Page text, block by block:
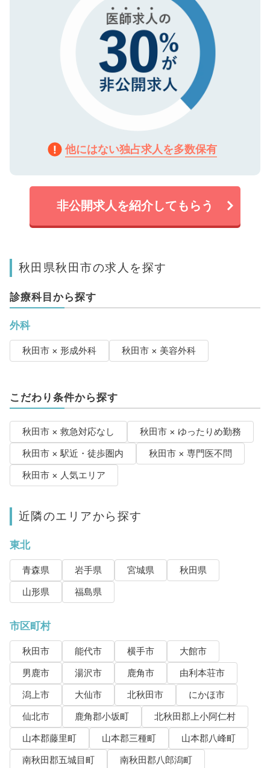
他にはない独占求人を多数保有
非公開求人を紹介してもらう
秋田県秋田市の求人を探す
診療科目から探す
外科
秋田市 × 形成外科 秋田市 × 美容外科
こだわり条件から探す
秋田市 × 救急対応なし
秋田市 × ゆったりめ勤務
秋田市 × 駅近・徒歩圏内
秋田市 × 専門医不問
秋田市 × 人気エリア
近隣のエリアから探す
東北
青森県 岩手県 宮城県
秋田県
山形県
福島県
市区町村
秋田市 能代市 横手市
大館市
男鹿市
湯沢市 鹿角市
由利本荘市
潟上市
大仙市 北秋田市
にかほ市
仙北市
鹿角郡小坂町
北秋田郡上小阿仁村
山本郡藤里町
山本郡三種町
山本郡八峰町
南秋田郡五城目町
南秋田郡八郎潟町